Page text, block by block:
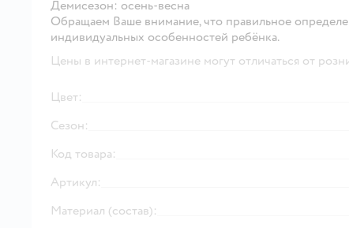
Демисезон: осень-весна
Обращаем Ваше внимание, что правильное
индивидуальных особенностей ребёнка.
Цены в интернет-магазине могут отличаться от
Цвет:
Сезон:
Код товара:
Артикул:
Материал (состав):